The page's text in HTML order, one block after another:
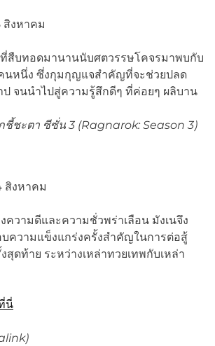
สิงหาคม
สืบทอดมานานนับศตวรรษโคจรมาพบกับ
นหนึ่ง ซึ่งกุมกุญแจสำคัญที่จะช่วยปลด
ป จนนำไปสู่ความรู้สึกดีๆ ที่ค่อยๆ ผลิบาน
ชี้ชะตา ซีซั่น3 (Ragnarok: Season 3)
สิงหาคม
ความดีและความชั่วพร่าเลือน มังเนจึง
ความแข็งแกร่งครั้งสำคัญในการต่อสู้
ดท้าย ระหว่างเหล่าทวยเทพกับเหล่า
นี่